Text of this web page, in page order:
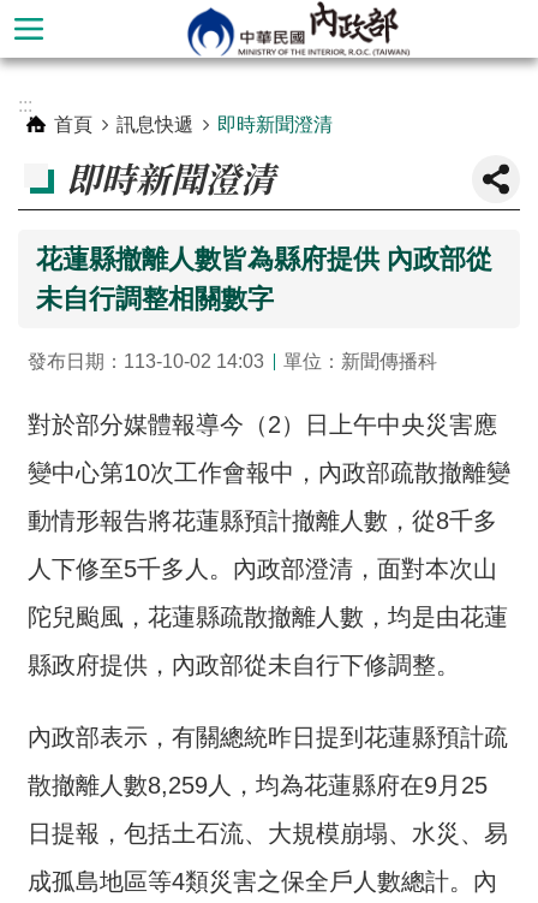
跳到主要內容區塊
階
本
部
簡
介
主
政
訊
息
遞
主
:::
首頁
訊息快遞 即時新聞澄清
即時新聞澄清
花蓮縣撤離人數皆為縣府提供 內政部從
未自行調整相關數字
發布日期：113-10-02 14:03 單位：新聞傳播科
對於部分媒體報導今（2）日上午中央災害應
變中心第10次工作會報中，內政部疏散撤離變
動情形報告將花蓮縣預計撤離人數，從8千多
人下修至5千多人。內政部澄清，面對本次山
陀兒颱風，花蓮縣疏散撤離人數，均是由花蓮
縣政府提供，內政部從未自行下修調整。
內政部表示，有關總統昨日提到花蓮縣預計疏
散撤離人數8,259人，均為花蓮縣府在9月25
日提報，包括土石流、大規模崩塌、水災、易
成孤島地區等4類災害之保全戶人數總計。內